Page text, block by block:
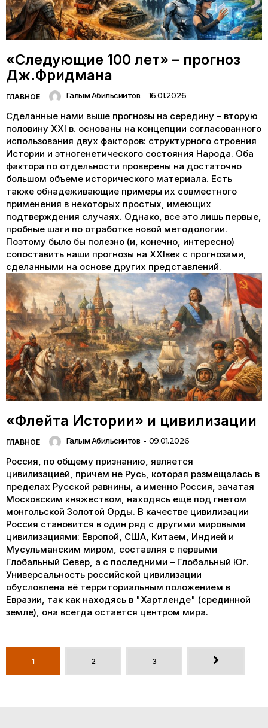
«Следующие 100 лет» – прогноз
Дж.Фридмана
ГЛАВНОЕ Галым Абильсиитов - 16.01.2026
Сделанные нами выше прогнозы на середину – вторую
половину XXI в. основаны на концепции согласованного
использования двух факторов: структурного строения
Истории и этногенетического состояния Народа. Оба
фактора по отдельности проверены на достаточно
большом объеме исторического материала. Есть
также обнадеживающие примеры их совместного
применения в некоторых простых, имеющих
подтверждения случаях. Однако, все это лишь первые,
пробные шаги по отработке новой методологии.
Поэтому было бы полезно (и, конечно, интересно)
сопоставить наши прогнозы на XXIвек с прогнозами,
сделанными на основе других представлений.
«Флейта Истории» и цивилизации
ГЛАВНОЕ Галым Абильсиитов - 09.01.2026
Россия, по общему признанию, является
цивилизацией, причем не Русь, которая размещалась в
пределах Русской равнины, а именно Россия, зачатая
Московским княжеством, находясь ещё под гнетом
монгольской Золотой Орды. В качестве цивилизации
Россия становится в один ряд с другими мировыми
цивилизациями: Европой, США, Китаем, Индией и
Мусульманским миром, составляя с первыми
Глобальный Север, а с последними – Глобальный Юг.
Универсальность российской цивилизации
обусловлена её территориальным положением в
Евразии, так как находясь в "Хартленде" (срединной
земле), она всегда остается центром мира.
1 2 3